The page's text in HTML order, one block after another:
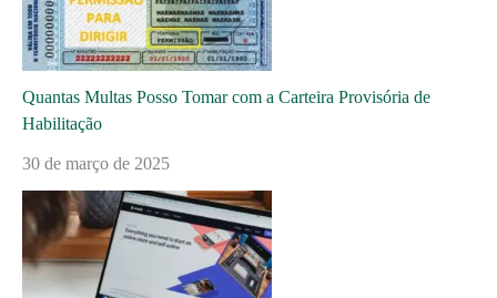
Quantas Multas Posso Tomar com a Carteira Provisória de
Habilitação
30 de março de 2025